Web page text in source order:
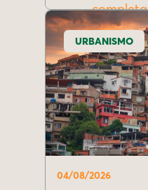
completa
URBANISMO
04/08/2026